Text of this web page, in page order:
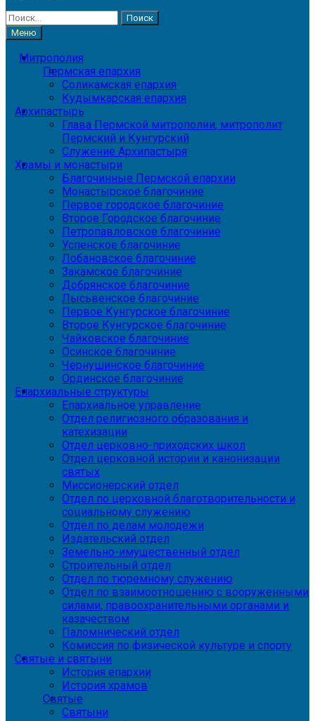
Найти:
Меню
Митрополия
Пермская епархия
Соликамская епархия
Кудымкарская епархия
Архипастырь
Глава Пермской митрополии, митрополит
Пермский и Кунгурский
Служение Архипастыря
Храмы и монастыри
Благочинные Пермской епархии
Монастырское благочиние
Первое городское благочиние
Второе Городское благочиние
Петропавловское благочиние
Успенское благочиние
Лобановское благочиние
Закамское благочиние
Добрянское благочиние
Лысьвенское благочиние
Первое Кунгурское благочиние
Второе Кунгурское благочиние
Чайковское благочиние
Осинское благочиние
Чернушинское благочиние
Ординское благочиние
Епархиальные структуры
Епархиальное управление
Отдел религиозного образования и
катехизации
Отдел церковно-приходских школ
Отдел церковной истории и канонизации
святых
Миссионерский отдел
Отдел по церковной благотворительности и
социальному служению
Отдел по делам молодежи
Издательский отдел
Земельно-имущественный отдел
Строительный отдел
Отдел по тюремному служению
Отдел по взаимоотношению с вооруженными
силами, правоохранительными органами и
казачеством
Паломнический отдел
Комиссия по физической культуре и спорту
Святые и святыни
История епархии
История храмов
Святые
Святыни